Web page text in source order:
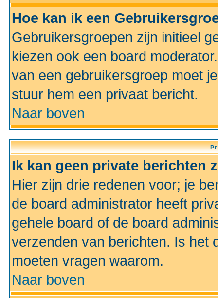
Hoe kan ik een
Gebruikersgroepen zijn initieel
kiezen ook een board
van een gebruikersgroep moet
stuur hem een privaat bericht.
Naar boven
Ik kan geen private berichten
Hier zijn drie redenen voor; je
de board administrator heeft
gehele board of de board
verzenden van berichten. Is het
moeten vragen waarom.
Naar boven